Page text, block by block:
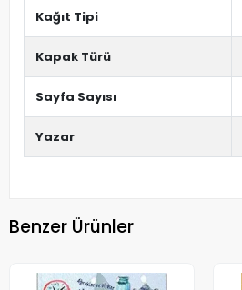
Kağıt Tipi
Kapak Türü
Sayfa Sayısı
Yazar
Benzer Ürünler